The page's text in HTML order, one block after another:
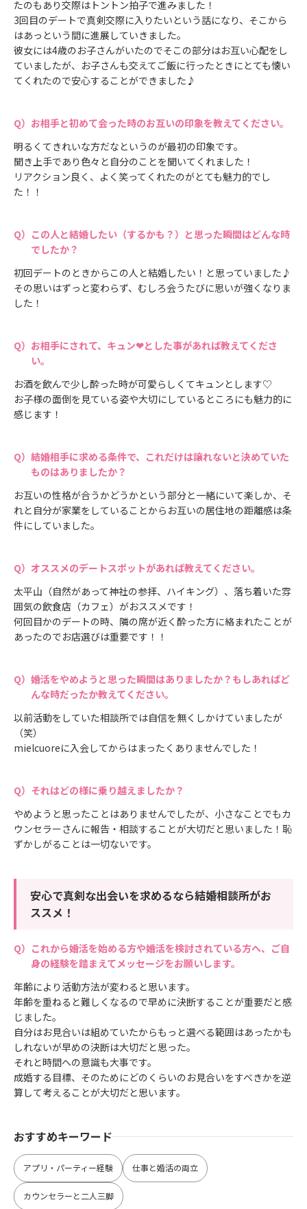
たのもあり交際はトントン拍子で進みました！
3回目のデートで真剣交際に入りたいという話になり、そこから
はあっという間に進展していきました。
彼女には4歳のお子さんがいたのでそこの部分はお互い心配をし
ていましたが、お子さんも交えてご飯に行ったときにとても懐い
てくれたので安心することができました♪
お相手と初めて会った時のお互いの印象を教えてください。
明るくてきれいな方だなというのが最初の印象です。
聞き上手であり色々と自分のことを聞いてくれました！
リアクション良く、よく笑ってくれたのがとても魅力的でし
た！！
この人と結婚したい（するかも？）と思った瞬間はどんな時
でしたか？
初回デートのときからこの人と結婚したい！と思っていました♪
その思いはずっと変わらず、むしろ会うたびに思いが強くなりま
した！
お相手にされて、キュン❤とした事があれば教えてくださ
い。
お酒を飲んで少し酔った時が可愛らしくてキュンとします♡
お子様の面倒を見ている姿や大切にしているところにも魅力的に
感じます！
結婚相手に求める条件で、これだけは譲れないと決めていた
ものはありましたか？
お互いの性格が合うかどうかという部分と一緒にいて楽しか、そ
れと自分が家業をしていることからお互いの居住地の距離感は条
件にしていました。
オススメのデートスポットがあれば教えてください。
太平山（自然があって神社の参拝、ハイキング）、落ち着いた雰
囲気の飲食店（カフェ）がおススメです！
何回目かのデートの時、隣の席が近く酔った方に絡まれたことが
あったのでお店選びは重要です！！
婚活をやめようと思った瞬間はありましたか？もしあればど
んな時だったか教えてください。
以前活動をしていた相談所では自信を無くしかけていましたが
（笑）
mielcuoreに入会してからはまったくありませんでした！
それはどの様に乗り越えましたか？
やめようと思ったことはありませんでしたが、小さなことでもカ
ウンセラーさんに報告・相談することが大切だと思いました！恥
ずかしがることは一切ないです。
安心で真剣な出会いを求めるなら結婚相談所がお
ススメ！
これから婚活を始める方や婚活を検討されている方へ、ご自
身の経験を踏まえてメッセージをお願いします。
年齢により活動方法が変わると思います。
年齢を重ねると難しくなるので早めに決断することが重要だと感
じました。
自分はお見合いは組めていたからもっと選べる範囲はあったかも
しれないが早めの決断は大切だと思った。
それと時間への意識も大事です。
成婚する目標、そのためにどのくらいのお見合いをすべきかを逆
算して考えることが大切だと思います。
おすすめキーワード
アプリ・パーティー経験 仕事と婚活の両立
カウンセラーと二人三脚